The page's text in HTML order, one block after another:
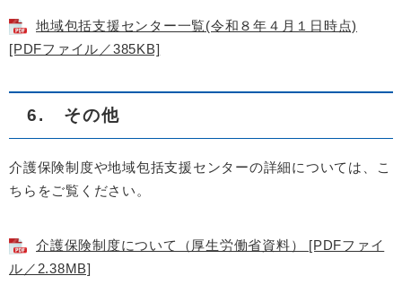
地域包括支援センター一覧(令和８年４月１日時点)
[PDFファイル／385KB]
6. その他
介護保険制度や地域包括支援センターの詳細については、こ
ちらをご覧ください。
介護保険制度について（厚生労働省資料） [PDFファイ
ル／2.38MB]